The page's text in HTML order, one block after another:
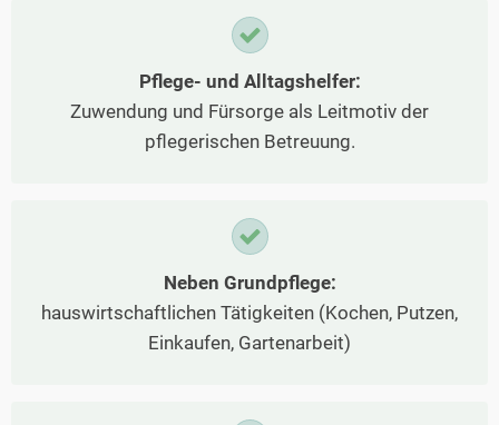
Pflege- und Alltagshelfer:
Zuwendung und Fürsorge als Leitmotiv der
pflegerischen Betreuung.
Neben Grundpflege:
hauswirtschaftlichen Tätigkeiten (Kochen, Putzen,
Einkaufen, Gartenarbeit)